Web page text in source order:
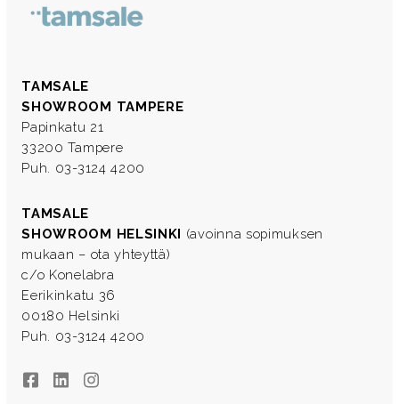
TAMSALE
SHOWROOM TAMPERE
Papinkatu 21
33200 Tampere
Puh. 03-3124 4200
TAMSALE
SHOWROOM HELSINKI (avoinna sopimuksen
mukaan – ota yhteyttä)
c/o Konelabra
Eerikinkatu 36
00180 Helsinki
Puh. 03-3124 4200
FacebookLinkedInInstagram